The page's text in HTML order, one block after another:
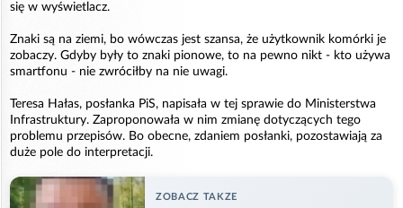
się w wyświetlacz.
Znaki są na ziemi, bo wówczas jest szansa, że użytkownik komórki je
zobaczy. Gdyby były to znaki pionowe, to na pewno nikt - kto używa
smartfonu - nie zwróciłby na nie uwagi.
Teresa Hałas, posłanka PiS, napisała w tej sprawie do Ministerstwa
Infrastruktury. Zaproponowała w nim zmianę dotyczących tego
problemu przepisów. Bo obecne, zdaniem posłanki, pozostawiają za
duże pole do interpretacji.
ZOBACZ TAKZE